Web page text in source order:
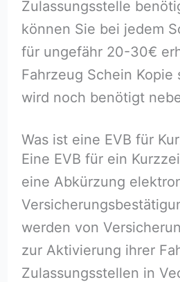
Zulassungsstelle
können Sie bei jedem
für ungefähr 20-30€
Fahrzeug Schein Kopie
wird noch benötigt
Was ist eine EVB für
Eine EVB für ein
eine Abkürzung
werden von
zur Aktivierung ihrer
Zulassungsstellen in